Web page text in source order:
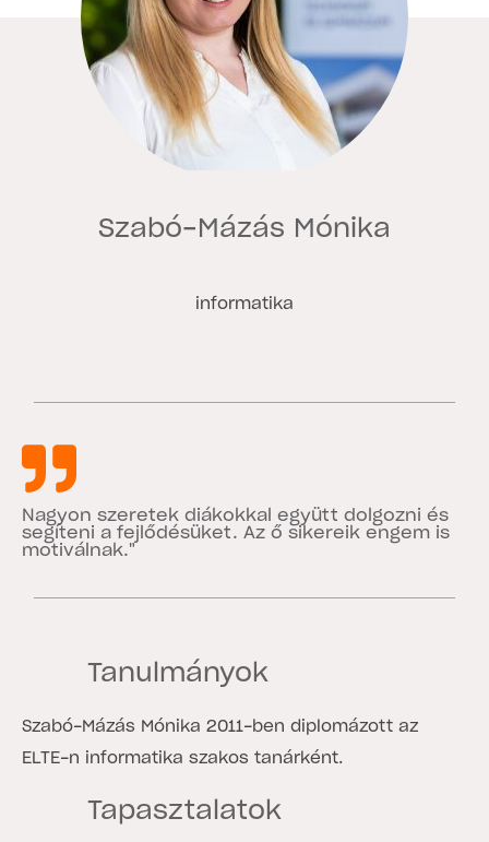
Szabó-Mázás Mónika
informatika
Nagyon szeretek diákokkal együtt dolgozni és
segíteni a fejlődésüket. Az ő sikereik engem is
motiválnak."
Tanulmányok
Szabó-Mázás Mónika 2011-ben diplomázott az
ELTE-n informatika szakos tanárként.
Tapasztalatok